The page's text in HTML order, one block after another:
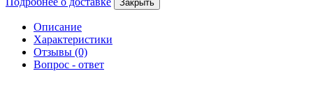
Закрыть
Описание
Характеристики
Отзывы (0)
Вопрос - ответ